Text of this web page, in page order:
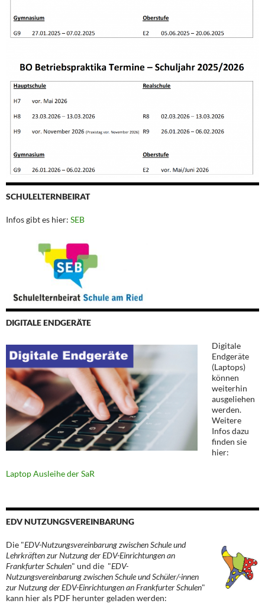
SCHULELTERNBEIRAT
Infos gibt es hier: SEB
DIGITALE ENDGERÄTE
Digitale
Endgeräte
(Laptops)
können
weiterhin
ausgeliehen
werden.
Weitere
Infos dazu
finden sie
hier:
Laptop Ausleihe der SaR
EDV NUTZUNGSVEREINBARUNG
Die "EDV-Nutzungsvereinbarung zwischen Schule und
Lehrkräften zur Nutzung der EDV-Einrichtungen an
Frankfurter Schulen" und die "EDV-
Nutzungsvereinbarung zwischen Schule und Schüler/-innen
zur Nutzung der EDV-Einrichtungen an Frankfurter Schulen"
kann hier als PDF herunter geladen werden: